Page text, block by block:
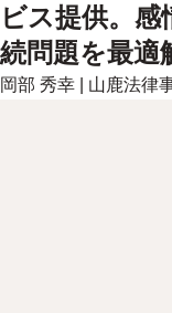
ビス提供。
続問題を最適
岡部 秀幸 山鹿法律